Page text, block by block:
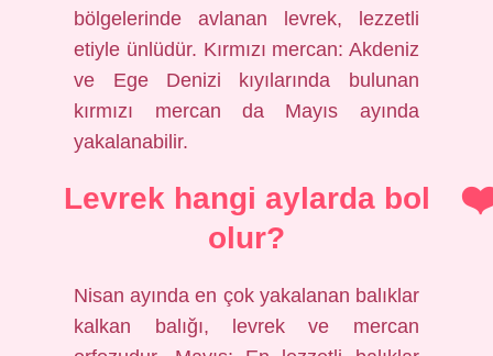
bölgelerinde avlanan levrek, lezzetli
etiyle ünlüdür. Kırmızı mercan: Akdeniz
ve Ege Denizi kıyılarında bulunan
kırmızı mercan da Mayıs ayında
yakalanabilir.
Levrek hangi aylarda bol
olur?
Nisan ayında en çok yakalanan balıklar
kalkan balığı, levrek ve mercan